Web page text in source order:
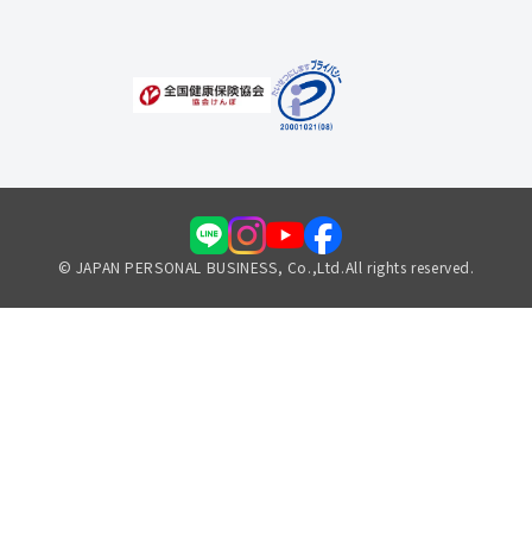
© JAPAN PERSONAL BUSINESS, Co.,Ltd.All rights reserved.